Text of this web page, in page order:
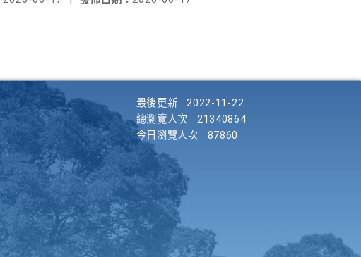
最後更新
2022-11-22
總瀏覽人次
21340864
今日瀏覽人次
87860